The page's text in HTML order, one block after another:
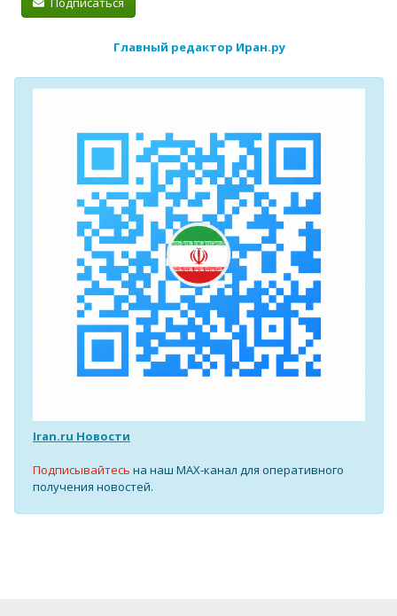
Главный редактор Иран.ру
Iran.ru Новости
Подписывайтесь на наш MAX-канал для оперативного
получения новостей.